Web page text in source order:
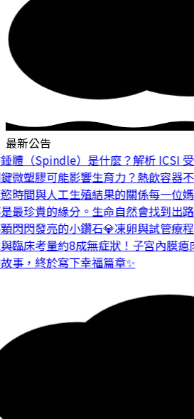
最新公告
體（Spindle）是什麼？解析 ICSI 受
微塑膠可能影響生育力？熱飲容器不
時間與人工生殖結果的關係每一位媽
珍貴的緣分。 生命自然會找到出路
閃閃發亮的小鑽石💎凍卵與試管療程
臨床考量約8成無症狀！子宮內膜瘜
，終於寫下幸福篇章✨